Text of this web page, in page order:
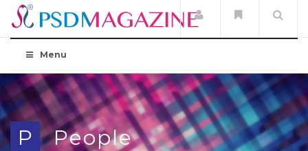
Menu
P People